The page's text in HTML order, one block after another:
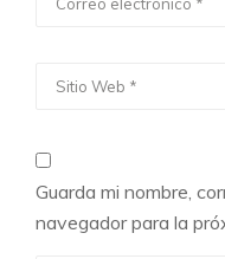
Guarda mi nombre,
navegador para la